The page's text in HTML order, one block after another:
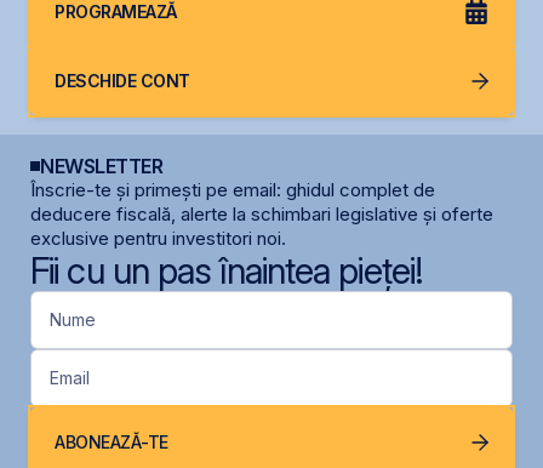
PROGRAMEAZĂ
DESCHIDE CONT
NEWSLETTER
Înscrie-te și primești pe email: ghidul complet de
deducere fiscală, alerte la schimbari legislative și oferte
exclusive pentru investitori noi.
Fii cu un pas înaintea pieței!
Nume
Email
ABONEAZĂ-TE